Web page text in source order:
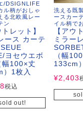
ム）
？
/DSIGNLIFE
ル柄がおしゃ
る北欧風レー
ン
トレット】
ース カーテ
ヨセウエボ
幅100×丈
）1枚入
税込
out!
洗える既
ースカー
イル柄で
【アウ
ミラー
（幅
133cm
¥2,403